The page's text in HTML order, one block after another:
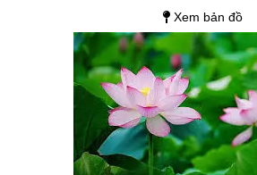
Xem bản đồ